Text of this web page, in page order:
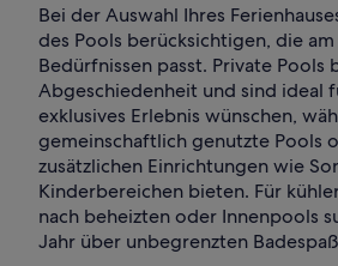
Bei der Auswahl Ihres
des Pools berücksichtigen, die
Bedürfnissen passt. Private Pools
Abgeschiedenheit und sind ideal
exklusives Erlebnis wünschen,
gemeinschaftlich genutzte Pools
zusätzlichen Einrichtungen wie
Kinderbereichen bieten. Für
nach beheizten oder Innenpools
Jahr über unbegrenzten